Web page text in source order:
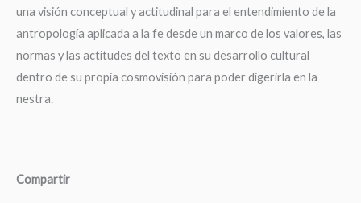
una visión conceptual y actitudinal para el entendimiento de la
antropología aplicada a la fe desde un marco de los valores, las
normas y las actitudes del texto en su desarrollo cultural
dentro de su propia cosmovisión para poder digerirla en la
nestra.
Compartir